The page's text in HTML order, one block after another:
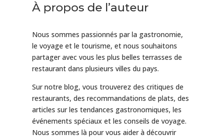
À propos de l’auteur
Nous sommes passionnés par la gastronomie,
le voyage et le tourisme, et nous souhaitons
partager avec vous les plus belles terrasses de
restaurant dans plusieurs villes du pays.
Sur notre blog, vous trouverez des critiques de
restaurants, des recommandations de plats, des
articles sur les tendances gastronomiques, les
événements spéciaux et les conseils de voyage.
Nous sommes là pour vous aider à découvrir